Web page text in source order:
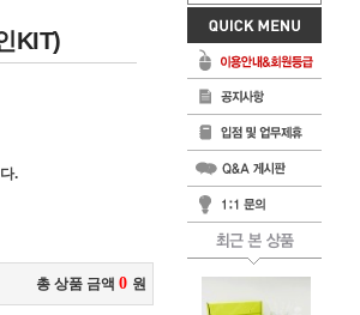
KIT)
.
총 상품 금액 0 원